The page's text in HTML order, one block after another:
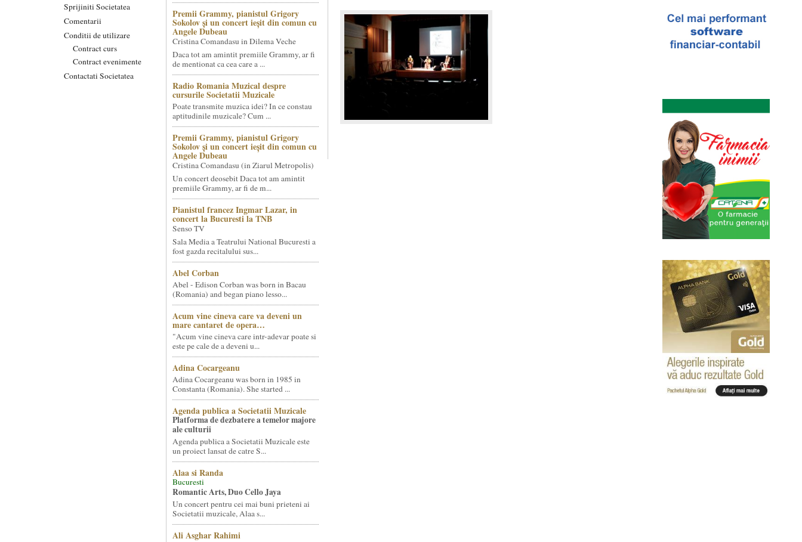
Sprijiniti Societatea
Comentarii
Conditii de utilizare
Contract curs
Contract evenimente
Contactati Societatea
Premii Grammy, pianistul Grigory
Sokolov și un concert ieșit din comun cu
Angele Dubeau
Cristina Comandasu in Dilema Veche
Daca tot am amintit premiile Grammy, ar fi
de mentionat ca cea care a ...
Radio Romania Muzical despre
cursurile Societatii Muzicale
Poate transmite muzica idei? In ce constau
aptitudinile muzicale? Cum ...
Premii Grammy, pianistul Grigory
Sokolov și un concert ieșit din comun cu
Angele Dubeau
Cristina Comandasu (in Ziarul Metropolis)
Un concert deosebit Daca tot am amintit
premiile Grammy, ar fi de m...
Pianistul francez Ingmar Lazar, in
concert la Bucuresti la TNB
Senso TV
Sala Media a Teatrului National Bucuresti a
fost gazda recitalului sus...
Abel Corban
Abel - Edison Corban was born in Bacau
(Romania) and began piano lesso...
Acum vine cineva care va deveni un
mare cantaret de opera…
"Acum vine cineva care intr-adevar poate si
este pe cale de a deveni u...
Adina Cocargeanu
Adina Cocargeanu was born in 1985 in
Constanta (Romania). She started ...
Agenda publica a Societatii Muzicale
Platforma de dezbatere a temelor majore
ale culturii
Agenda publica a Societatii Muzicale este
un proiect lansat de catre S...
Alaa si Randa
Bucuresti
Romantic Arts, Duo Cello Jaya
Un concert pentru cei mai buni prieteni ai
Societatii muzicale, Alaa s...
Ali Asghar Rahimi